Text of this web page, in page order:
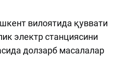
вилоятида қуввати
электр станциясини
долзарб масалалар